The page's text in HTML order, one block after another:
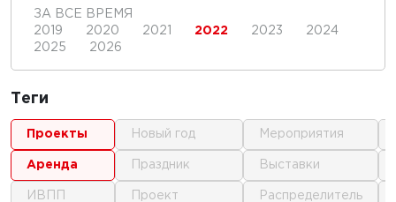
ЗА ВСЕ ВРЕМЯ
2019
2020 2021 2022 2023
2024
2025
2026
Теги
проекты
аренда
ИВПП
новый год
праздник
проект
мероприятия
выставки
распределитель